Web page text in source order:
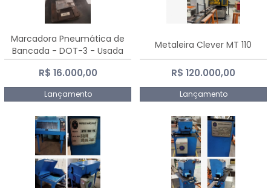
Marcadora Pneumática de
Bancada - DOT-3 - Usada
R$ 16.000,00
Lançamento
Metaleira Clever MT 110
R$ 120.000,00
Lançamento